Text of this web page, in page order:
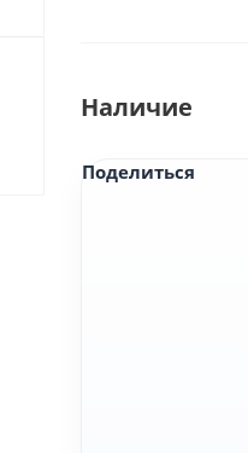
Наличие
Поделиться